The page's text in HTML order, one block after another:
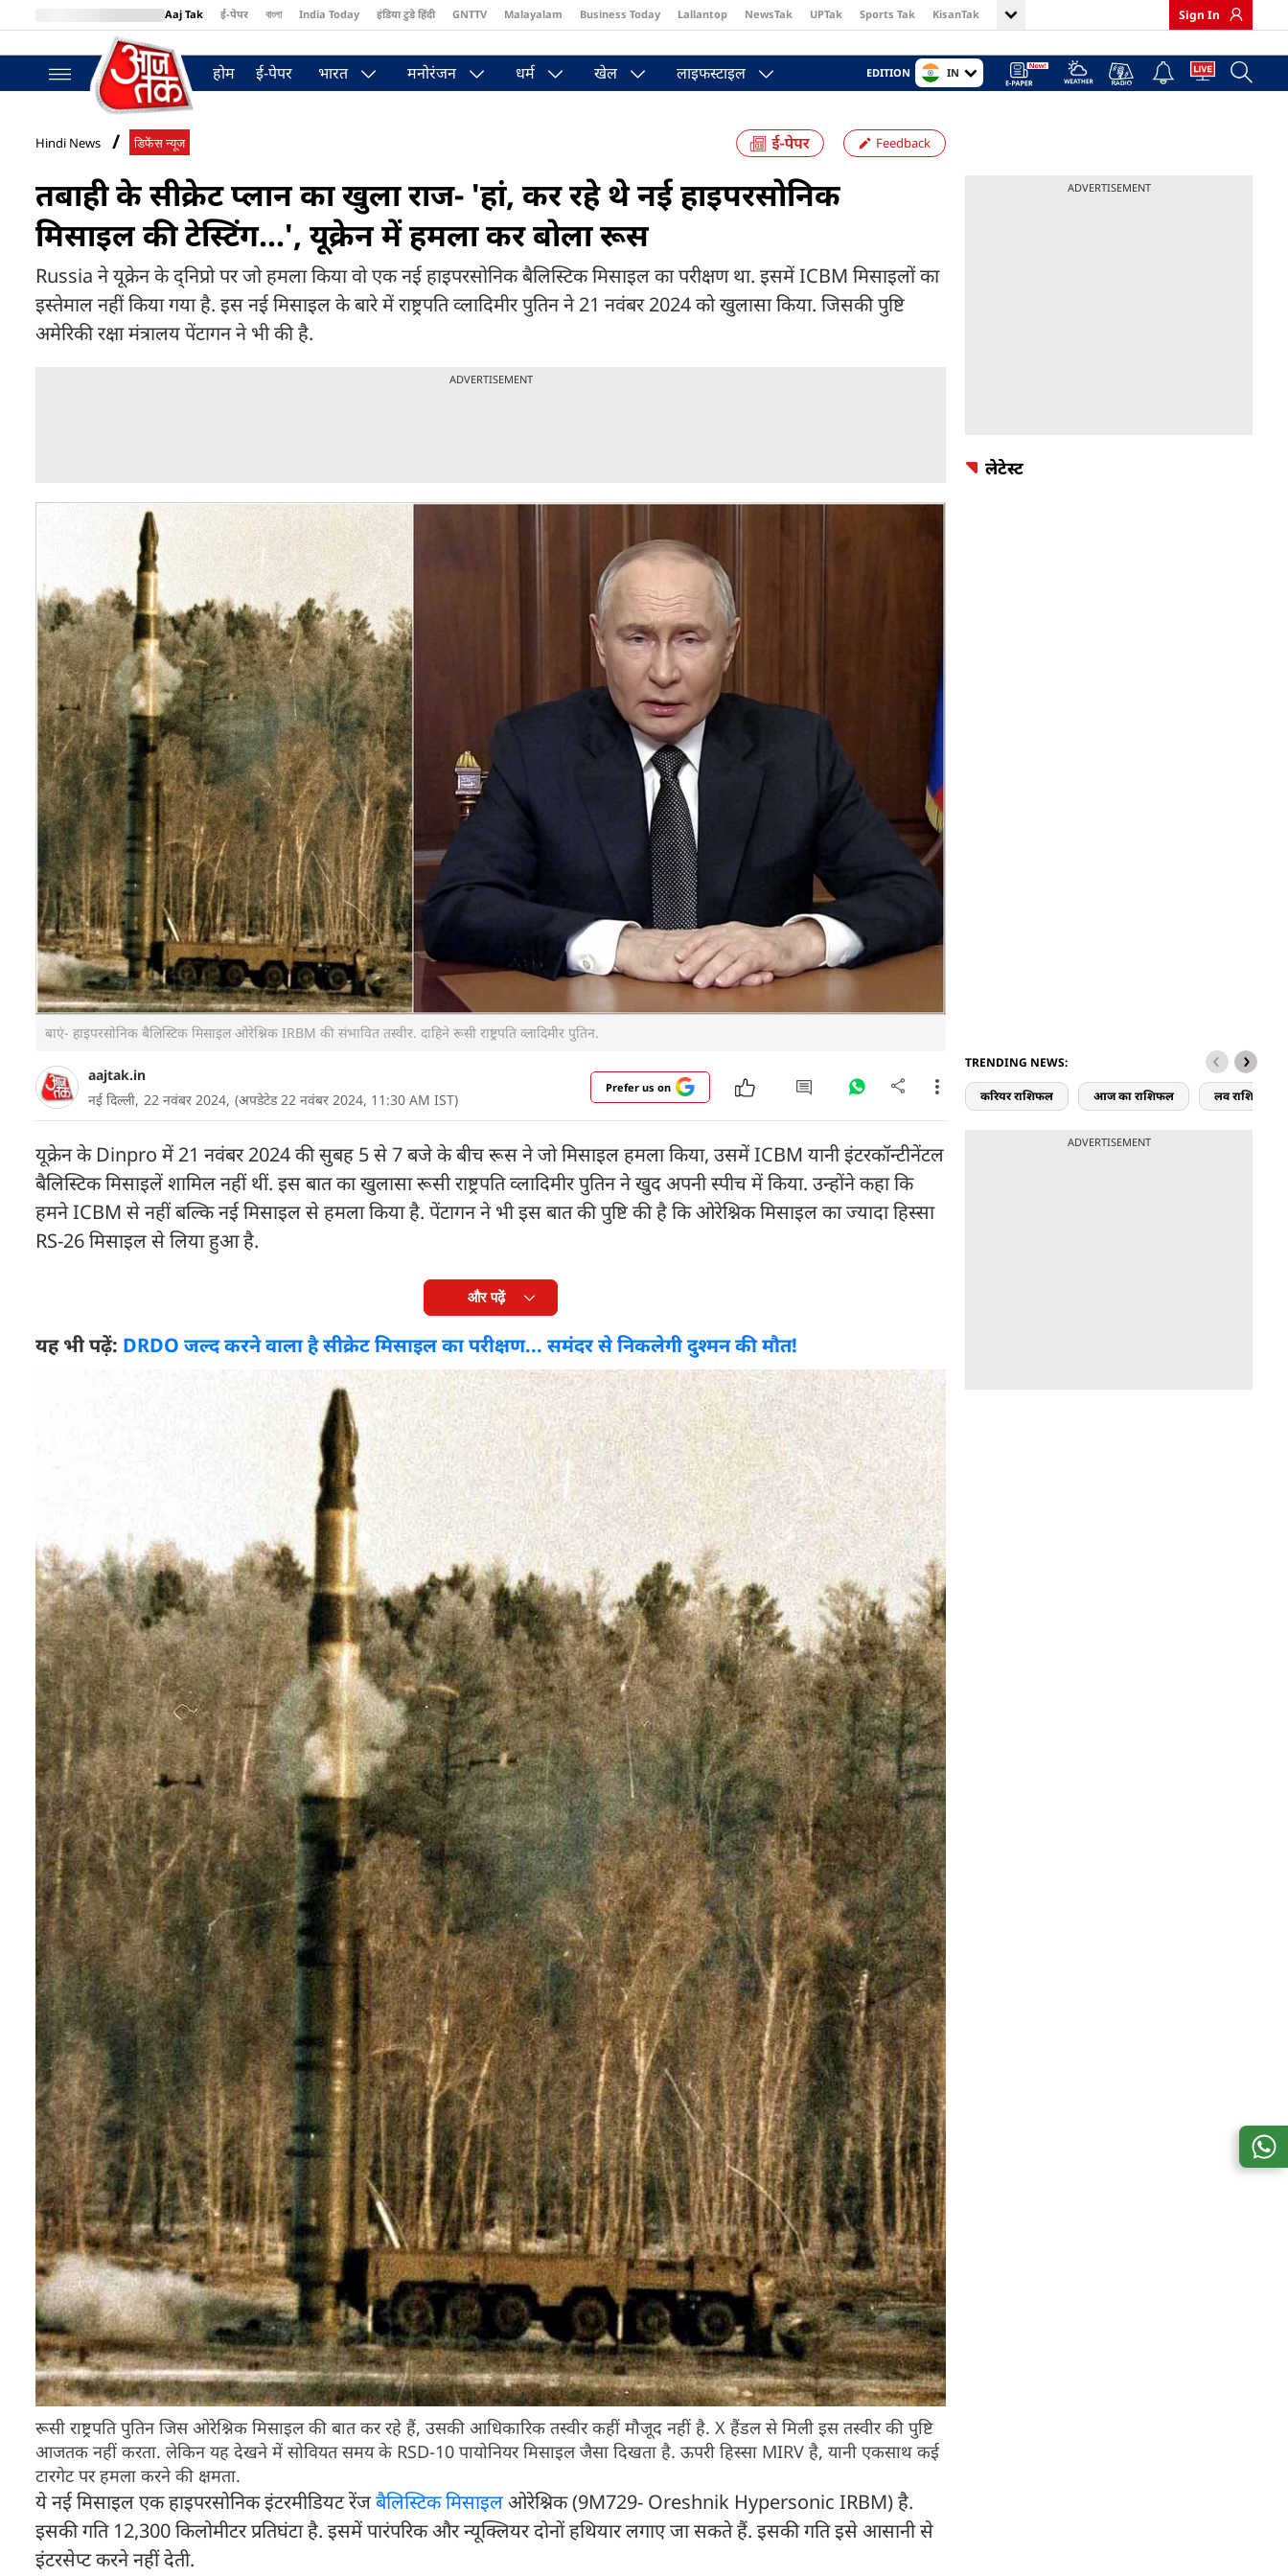
Aaj Tak ई-पेपर বাংলা India Today इंडिया टुडे हिंदी GNTTV Malayalam Business Today Lallantop NewsTak UPTak Sports Tak KisanTak
BT Bazaar
Sign In
होम ई-पेपर भारत मनोरंजन धर्म खेल लाइफस्टाइल EDITION IN
Hindi News डिफेंस न्यूज Feedback
तबाही के सीक्रेट प्लान का खुला राज- 'हां, कर रहे थे नई हाइपरसोनिक
मिसाइल की टेस्टिंग...', यूक्रेन में हमला कर बोला रूस
Russia ने यूक्रेन के द्निप्रो पर जो हमला किया वो एक नई हाइपरसोनिक बैलिस्टिक मिसाइल का परीक्षण था. इसमें ICBM मिसाइलों का
इस्तेमाल नहीं किया गया है. इस नई मिसाइल के बारे में राष्ट्रपति व्लादिमीर पुतिन ने 21 नवंबर 2024 को खुलासा किया. जिसकी पुष्टि
अमेरिकी रक्षा मंत्रालय पेंटागन ने भी की है.
ADVERTISEMENT
बाएं- हाइपरसोनिक बैलिस्टिक मिसाइल ओरेश्निक IRBM की संभावित तस्वीर. दाहिने रूसी राष्ट्रपति व्लादिमीर पुतिन.
aajtak.in
नई दिल्ली, 22 नवंबर 2024, (अपडेटेड 22 नवंबर 2024, 11:30 AM IST)
Prefer us on
यूक्रेन के Dinpro में 21 नवंबर 2024 की सुबह 5 से 7 बजे के बीच रूस ने जो मिसाइल हमला किया, उसमें ICBM यानी इंटरकॉन्टीनेंटल
बैलिस्टिक मिसाइलें शामिल नहीं थीं. इस बात का खुलासा रूसी राष्ट्रपति व्लादिमीर पुतिन ने खुद अपनी स्पीच में किया. उन्होंने कहा कि
हमने ICBM से नहीं बल्कि नई मिसाइल से हमला किया है. पेंटागन ने भी इस बात की पुष्टि की है कि ओरेश्निक मिसाइल का ज्यादा हिस्सा
RS-26 मिसाइल से लिया हुआ है.
और पढ़ें
यह भी पढ़ें: DRDO जल्द करने वाला है सीक्रेट मिसाइल का परीक्षण... समंदर से निकलेगी दुश्मन की मौत!
रूसी राष्ट्रपति पुतिन जिस ओरेश्निक मिसाइल की बात कर रहे हैं, उसकी आधिकारिक तस्वीर कहीं मौजूद नहीं है. X हैंडल से मिली इस तस्वीर की पुष्टि
आजतक नहीं करता. लेकिन यह देखने में सोवियत समय के RSD-10 पायोनियर मिसाइल जैसा दिखता है. ऊपरी हिस्सा MIRV है, यानी एकसाथ कई
टारगेट पर हमला करने की क्षमता.
ये नई मिसाइल एक हाइपरसोनिक इंटरमीडियट रेंजबैलिस्टिक मिसाइलओरेश्निक (9M729- Oreshnik Hypersonic IRBM) है.
इसकी गति 12,300 किलोमीटर प्रतिघंटा है. इसमें पारंपरिक और न्यूक्लियर दोनों हथियार लगाए जा सकते हैं. इसकी गति इसे आसानी से
इंटरसेप्ट करने नहीं देती.
ADVERTISEMENT
लेटेस्ट
TRENDING NEWS:
करियर राशिफल आज का राशिफल लव राशिफल
ADVERTISEMENT